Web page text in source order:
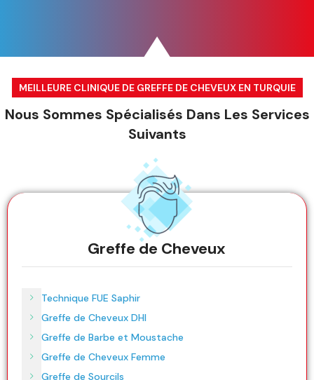
MEILLEURE CLINIQUE DE GREFFE DE CHEVEUX EN TURQUIE
Nous Sommes Spécialisés Dans Les Services
Suivants
Greffe de Cheveux
Technique FUE Saphir
Greffe de Cheveux DHI
Greffe de Barbe et Moustache
Greffe de Cheveux Femme
Greffe de Sourcils